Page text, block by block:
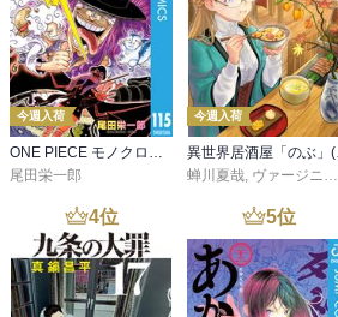
今週入荷
尾田栄一郎
今週入荷
蝉川夏哉 ヴァージニア二等兵
4位 5位